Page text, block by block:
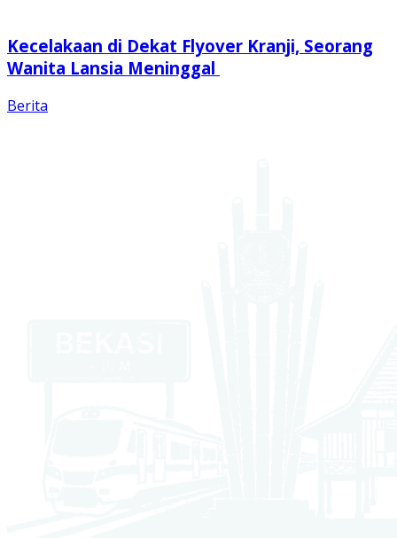
Kecelakaan di Dekat Flyover Kranji, Seorang
Wanita Lansia Meninggal
Berita